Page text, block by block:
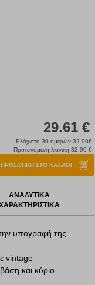
29.61 €
Ελάχιστη 30 ημερών 32.90€
Προτεινόμενη λιανική 32.90 €
ΠΡΟΣΘΗΚΗ ΣΤΟ ΚΑΛΑΘΙ
ΑΝΑΛΥΤΙΚΑ
υπογραφή της
vintage
και κύριο